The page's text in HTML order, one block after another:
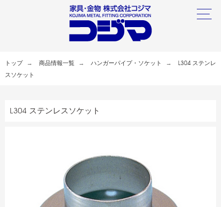
トップ 商品情報一覧 ハンガーパイプ・ソケット
L304 ステンレ
スソケット
L304 ステンレスソケット